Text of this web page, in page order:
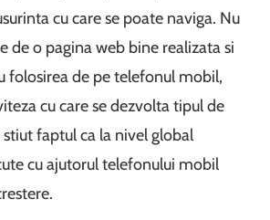
cu care se poate naviga. Nu
de o pagina web bine realizata si
folosirea de pe telefonul mobil,
cu care se dezvolta tipul de
faptul ca la nivel global
cu ajutorul telefonului mobil